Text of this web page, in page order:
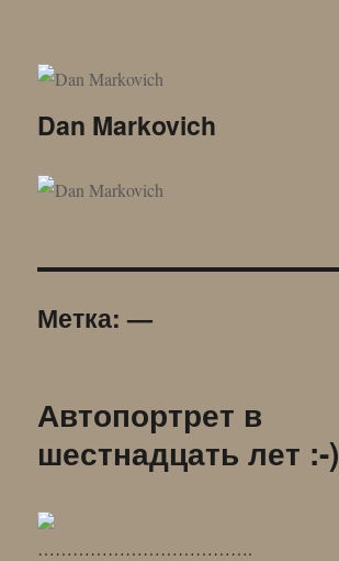
Dan Markovich
Метка:—
Автопортрет в
шестнадцать лет :-)
……………………………….